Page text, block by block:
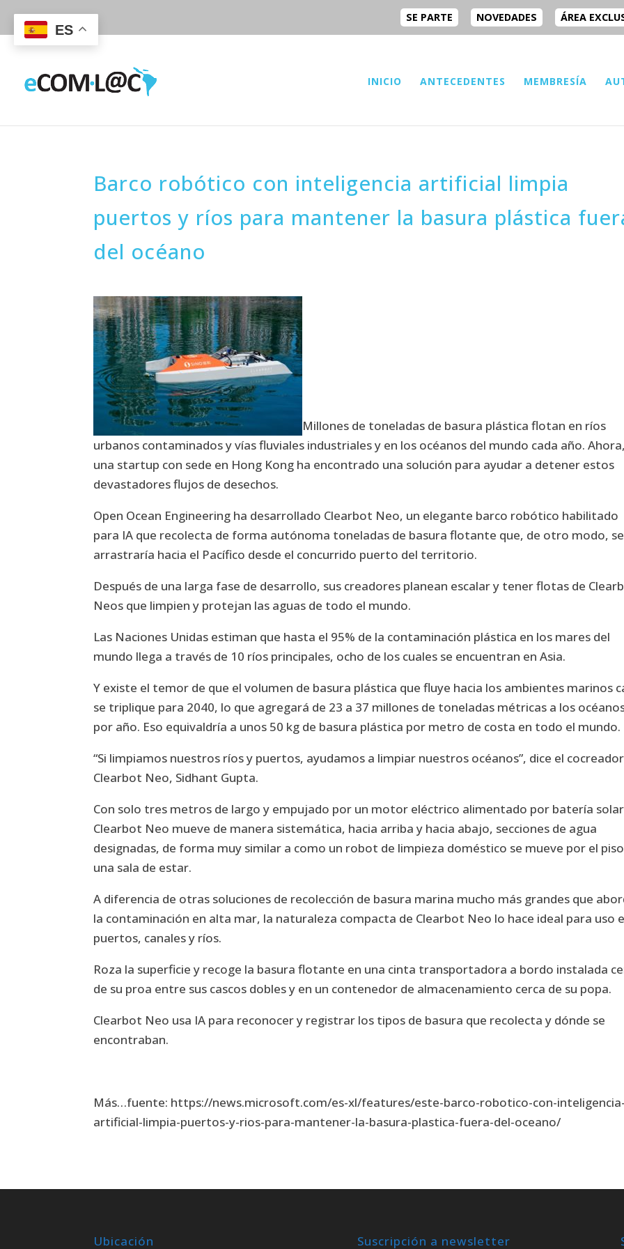
SE PARTE NOVEDADES ÁREA
INICIO ANTECEDENTES MEMBRESÍA
Barco robótico con inteligencia artificial limpia
puertos y ríos para mantener la basura plástica
del océano
Millones de toneladas de basura plástica flotan en ríos
urbanos contaminados y vías fluviales industriales y en los océanos del mundo cada año. Ahora,
una startup con sede en Hong Kong ha encontrado una solución para ayudar a detener estos
devastadores flujos de desechos.
Open Ocean Engineering ha desarrollado Clearbot Neo, un elegante barco robótico habilitado
para IA que recolecta de forma autónoma toneladas de basura flotante que, de otro modo, se
arrastraría hacia el Pacífico desde el concurrido puerto del territorio.
Después de una larga fase de desarrollo, sus creadores planean escalar y tener flotas de
Neos que limpien y protejan las aguas de todo el mundo.
Las Naciones Unidas estiman que hasta el 95% de la contaminación plástica en los mares del
mundo llega a través de 10 ríos principales, ocho de los cuales se encuentran en Asia.
Y existe el temor de que el volumen de basura plástica que fluye hacia los ambientes marinos
se triplique para 2040, lo que agregará de 23 a 37 millones de toneladas métricas a los
por año. Eso equivaldría a unos 50 kg de basura plástica por metro de costa en todo el mundo.
“Si limpiamos nuestros ríos y puertos, ayudamos a limpiar nuestros océanos”, dice el
Clearbot Neo, Sidhant Gupta.
Con solo tres metros de largo y empujado por un motor eléctrico alimentado por batería
Clearbot Neo mueve de manera sistemática, hacia arriba y hacia abajo, secciones de agua
designadas, de forma muy similar a como un robot de limpieza doméstico se mueve por el
una sala de estar.
A diferencia de otras soluciones de recolección de basura marina mucho más grandes que
la contaminación en alta mar, la naturaleza compacta de Clearbot Neo lo hace ideal para uso
puertos, canales y ríos.
Roza la superficie y recoge la basura flotante en una cinta transportadora a bordo instalada
de su proa entre sus cascos dobles y en un contenedor de almacenamiento cerca de su popa.
Clearbot Neo usa IA para reconocer y registrar los tipos de basura que recolecta y dónde se
encontraban.
Más…fuente: https://news.microsoft.com/es-xl/features/este-barco-robotico-con-inteligencia-
artificial-limpia-puertos-y-rios-para-mantener-la-basura-plastica-fuera-del-oceano/
Ubicación Suscripción a newsletter
ES